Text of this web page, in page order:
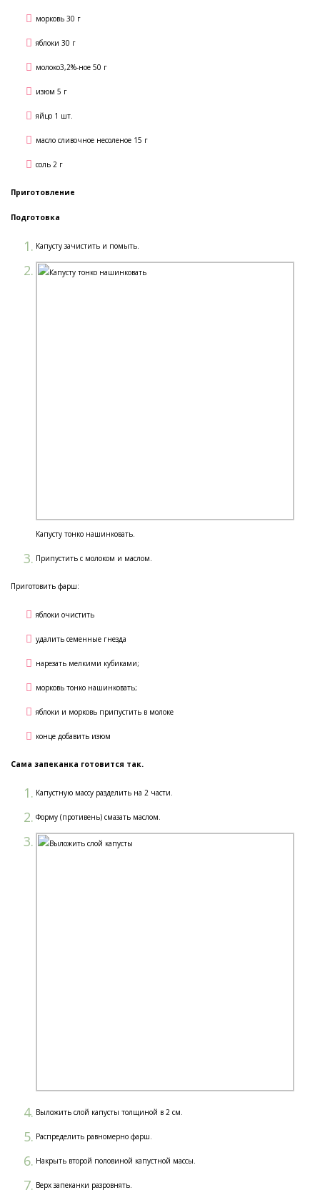
морковь 30 г
яблоки 30 г
молоко3,2%-ное 50 г
изюм 5 г
яйцо 1 шт.
масло сливочное несоленое 15 г
соль 2 г
Приготовление
Подготовка
Капусту зачистить и помыть.
Капусту тонко нашинковать.
Припустить с молоком и маслом.
Приготовить фарш:
яблоки очистить
удалить семенные гнезда
нарезать мелкими кубиками;
морковь тонко нашинковать;
яблоки и морковь припустить в молоке
конце добавить изюм
Сама запеканка готовится так.
Капустную массу разделить на 2 части.
Форму (противень) смазать маслом.
Выложить слой капусты толщиной в 2 см.
Распределить равномерно фарш.
Накрыть второй половиной капустной массы.
Верх запеканки разровнять.